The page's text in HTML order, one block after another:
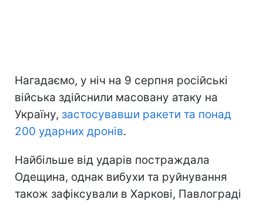
Нагадаємо, у ніч на 9 серпня російські
війська здійснили масовану атаку на
Україну, застосувавши ракети та понад
200 ударних дронів.
Найбільше від ударів постраждала
Одещина, однак вибухи та руйнування
також зафіксували в Харкові, Павлограді